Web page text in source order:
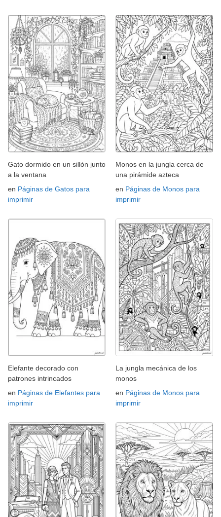
Gato dormido en un sillón junto
a la ventana
en Páginas de Gatos para
imprimir
Monos en la jungla cerca de
una pirámide azteca
en Páginas de Monos para
imprimir
Elefante decorado con
patrones intrincados
en Páginas de Elefantes para
imprimir
La jungla mecánica de los
monos
en Páginas de Monos para
imprimir